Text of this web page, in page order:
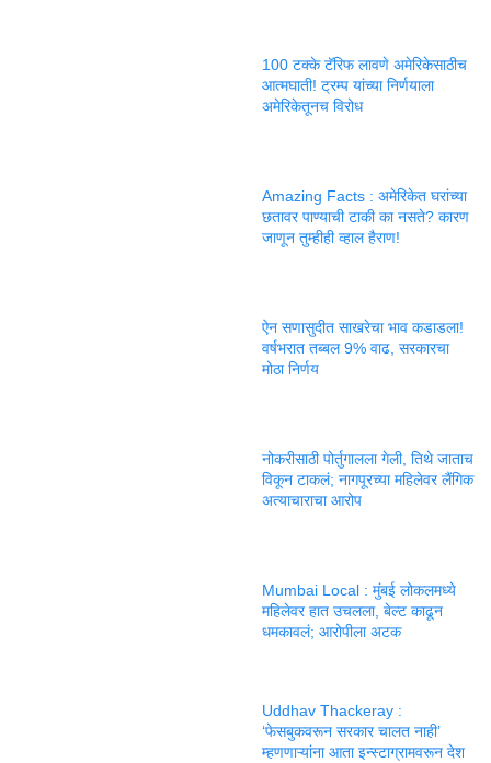
100 टक्के टॅरिफ लावणे अमेरिकेसाठीच
आत्मघाती! ट्रम्प यांच्या निर्णयाला
अमेरिकेतूनच विरोध
Amazing Facts : अमेरिकेत घरांच्या
छतावर पाण्याची टाकी का नसते? कारण
जाणून तुम्हीही व्हाल हैराण!
ऐन सणासुदीत साखरेचा भाव कडाडला!
वर्षभरात तब्बल 9% वाढ, सरकारचा
मोठा निर्णय
नोकरीसाठी पोर्तुगालला गेली, तिथे जाताच
विकून टाकलं; नागपूरच्या महिलेवर लैंगिक
अत्याचाराचा आरोप
Mumbai Local : मुंबई लोकलमध्ये
महिलेवर हात उचलला, बेल्ट काढून
धमकावलं; आरोपीला अटक
Uddhav Thackeray :
‘फेसबुकवरून सरकार चालत नाही’
म्हणणाऱ्यांना आता इन्स्टाग्रामवरून देश